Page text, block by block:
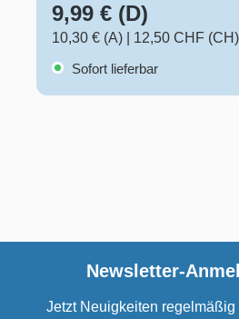
9,99 € (D)
10,30 € (A)
12,50 CHF (CH)
Sofort lieferbar
Newsletter-
Jetzt Neuigkeiten regelmäßig